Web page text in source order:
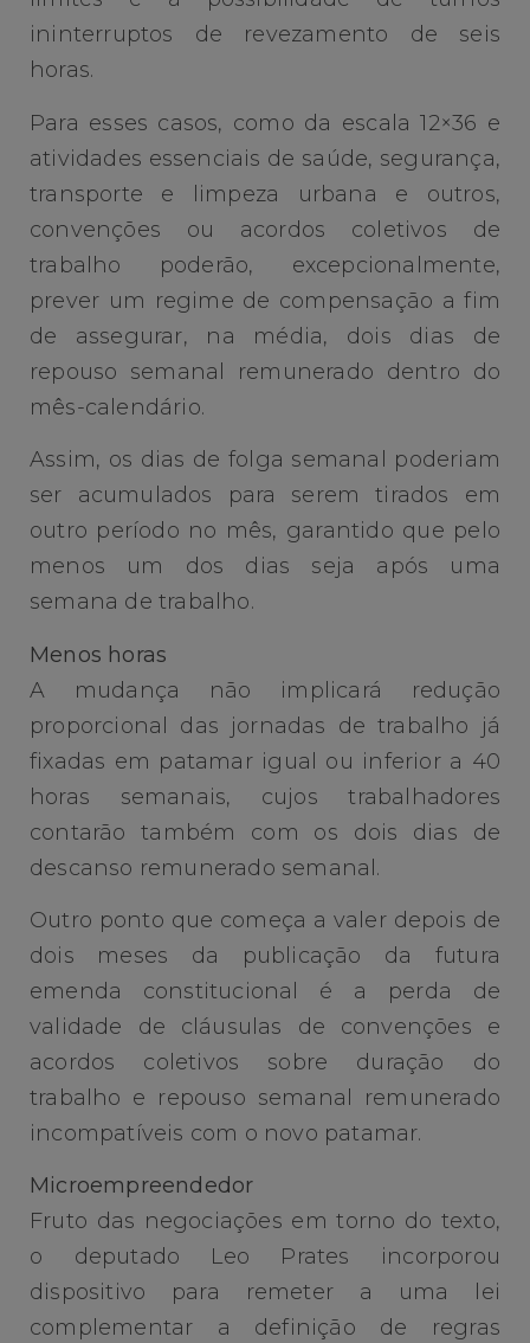
ininterruptos de revezamento de seis
horas.
Para esses casos, como da escala 12×36 e
atividades essenciais de saúde, segurança,
transporte e limpeza urbana e outros,
convenções ou acordos coletivos de
trabalho poderão, excepcionalmente,
prever um regime de compensação a fim
de assegurar, na média, dois dias de
repouso semanal remunerado dentro do
mês-calendário.
Assim, os dias de folga semanal poderiam
ser acumulados para serem tirados em
outro período no mês, garantido que pelo
menos um dos dias seja após uma
semana de trabalho.
Menos horas
A mudança não implicará redução
proporcional das jornadas de trabalho já
fixadas em patamar igual ou inferior a 40
horas semanais, cujos trabalhadores
contarão também com os dois dias de
descanso remunerado semanal.
Outro ponto que começa a valer depois de
dois meses da publicação da futura
emenda constitucional é a perda de
validade de cláusulas de convenções e
acordos coletivos sobre duração do
trabalho e repouso semanal remunerado
incompatíveis com o novo patamar.
Microempreendedor
Fruto das negociações em torno do texto,
o deputado Leo Prates incorporou
dispositivo para remeter a uma lei
complementar a definição de regras